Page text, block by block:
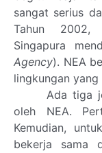
sangat serius
Tahun 2002,
Singapura
Agency). NEA
lingkungan
Ada tiga
oleh NEA.
Kemudian,
bekerja sama